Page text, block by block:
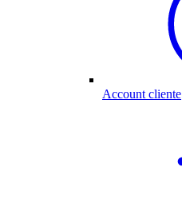
Account cliente